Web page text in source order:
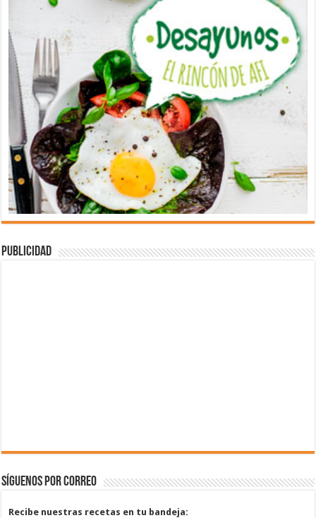
Publicidad
Síguenos por correo
Recibe nuestras recetas en tu bandeja: